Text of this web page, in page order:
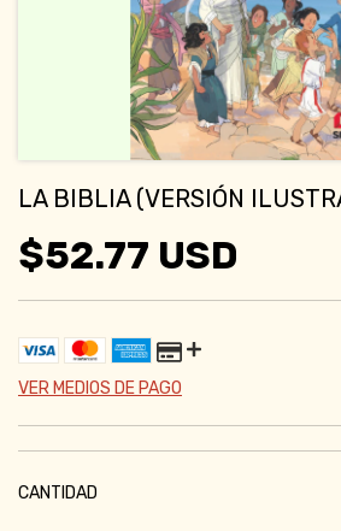
LA BIBLIA (VERSIÓN
$52.77 USD
VER MEDIOS DE PAGO
CANTIDAD